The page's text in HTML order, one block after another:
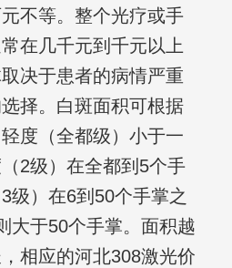
不等。整个光疗或手
在几千元到千元以上
决于患者的病情严重
择。白斑面积可根据
度（全都级）小于一
2级）在全都到5个手
级）在6到50个手掌之
大于50个手掌。面积越
相应的河北308激光价